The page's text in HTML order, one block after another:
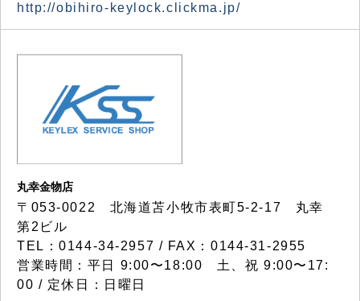
http://obihiro-keylock.clickma.jp/
丸幸金物店
〒053-0022 北海道苫小牧市表町5-2-17 丸幸
第2ビル
TEL：0144-34-2957 / FAX：0144-31-2955
営業時間：平日 9:00〜18:00 土、祝 9:00〜17:
00 / 定休日：日曜日